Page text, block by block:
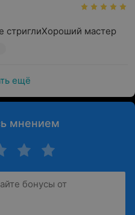
стриглиХороший мастер
ещё
мнением